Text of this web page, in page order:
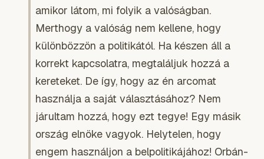
amikor látom, mi folyik a valóságban.
Merthogy a valóság nem kellene, hogy
különbözzön a politikától. Ha készen áll a
korrekt kapcsolatra, megtaláljuk hozzá a
kereteket. De így, hogy az én arcomat
használja a saját választásához? Nem
járultam hozzá, hogy ezt tegye! Egy másik
ország elnöke vagyok. Helytelen, hogy
engem használjon a belpolitikájához! Orbán-